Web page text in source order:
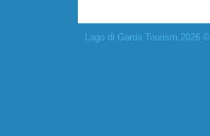
Lago di Garda Tourism 2026 ©